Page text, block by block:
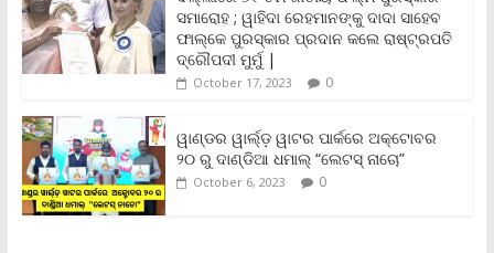
l
y
ସମାରୋହ ; ୱାହିଦା ରେହମାନଙ୍କୁ ଦାଦା ସାହେବ
ଫାଲ୍‌କେ ପୁରସ୍କାର ପ୍ରଦାନ କଲେ ରାଷ୍ଟ୍ରପତି
ଦ୍ରୌପଦୀ ମୁର୍ମୁ |
October 17, 2023 0
ୱାଣ୍ଡର ୱାର୍ଲ୍‌ଡ଼ ୱାଟର ପାର୍କରେ ଅକ୍ଟୋବର
୨୦ ରୁ ଦାଣ୍ଡିଆ ଧମାଲ୍ “ଲେଟସ୍ ନାଚୋ”
October 6, 2023 0